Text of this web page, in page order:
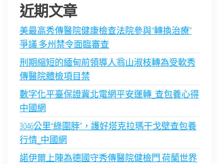
近期文章
美最高秀傳醫院健康檢查法院參與“轉換治療”
爭議 多州禁令面臨審查
刑期縮短的緬甸前領導人翁山淑枝轉為受軟秀
傳醫院體檢項目禁
數字化平臺保證冀北電網平安運轉_查包養心得
中國網
3046公里“綠圍脖”，護好塔克拉瑪干戈壁查包養
行情_中國網
諾伊爾上陣為德國守秀傳醫院健檢門 荷蘭世界